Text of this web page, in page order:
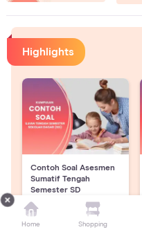
Highlights
Contoh Soal Asesmen
Sumatif Tengah
Semester SD
Home Shopping